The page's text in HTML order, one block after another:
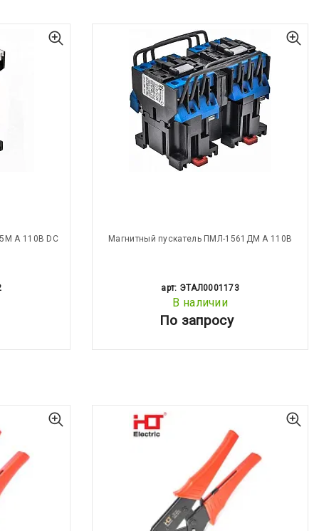
А 110В DC Магнитный пускатель ПМЛ-1561ДМ А 110В
арт: ЭТАЛ0001173
В наличии
По запросу